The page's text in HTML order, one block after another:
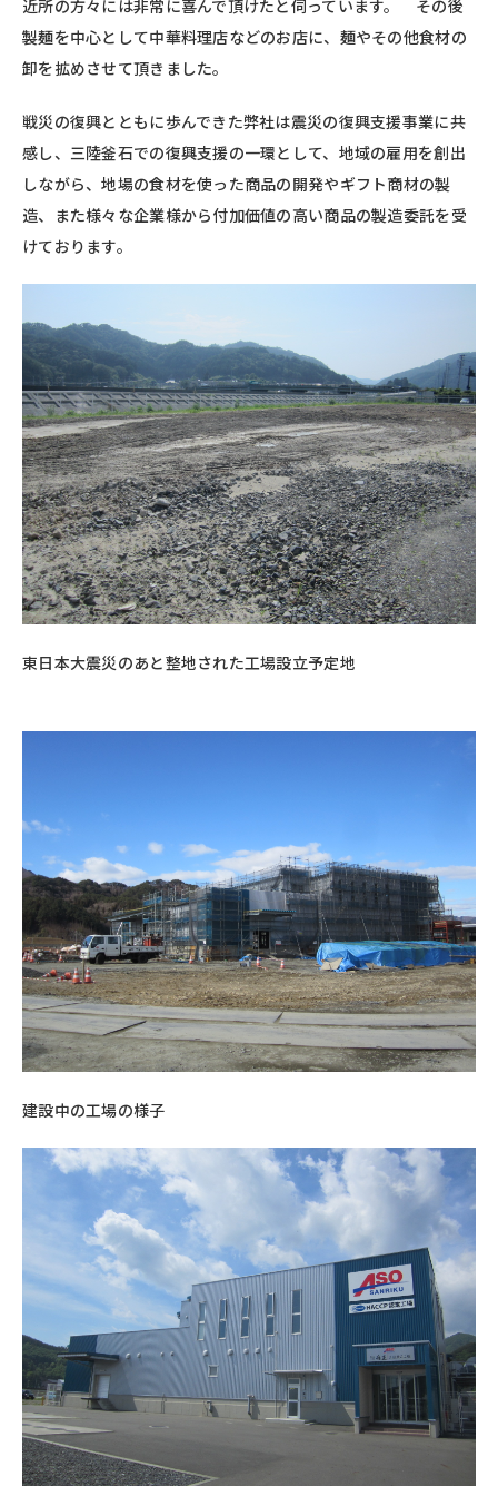
近所の方々には非常に喜んで頂けたと伺っています。 その後
製麺を中心として中華料理店などのお店に、麺やその他食材の
卸を拡めさせて頂きました。
戦災の復興とともに歩んできた弊社は震災の復興支援事業に共
感し、三陸釜石での復興支援の一環として、地域の雇用を創出
しながら、地場の食材を使った商品の開発やギフト商材の製
造、また様々な企業様から付加価値の高い商品の製造委託を受
けております。
東日本大震災のあと整地された工場設立予定地
建設中の工場の様子